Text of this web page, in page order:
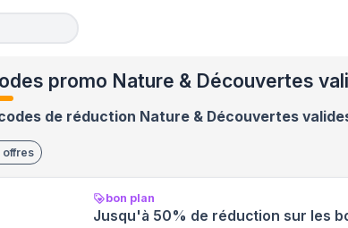
promo Nature & Découvertes
de réduction Nature & Découvertes
offres
bon plan
Jusqu'à 50% de réduction sur les